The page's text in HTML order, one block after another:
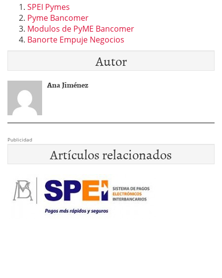
SPEI Pymes
Pyme Bancomer
Modulos de PyME Bancomer
Banorte Empuje Negocios
Autor
Ana Jiménez
Publicidad
Artículos relacionados